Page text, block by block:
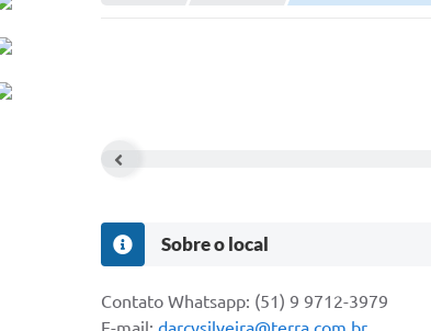
Sobre o local
Contato Whatsapp: (51) 9 9712-3979